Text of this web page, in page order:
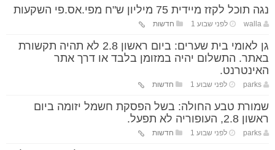
נגה תוכל לקזז מיידית 75 מיליון ש"ח מפי.אס.פי השקעות
walla לפני שבוע 1 חדשות
גן לאומי בית שערים: ביום ראשון 2.8 לא תהיה תקשורת
באתר. התשלום יהיה במזומן בלבד או דרך אתר
האינטרנט.
parks לפני שבוע 1 חדשות
שמורת טבע החולה: בשל הפסקת חשמל יזומה ביום
ראשון 2.8, העופוריה לא תפעל.
parks לפני שבוע 1 חדשות